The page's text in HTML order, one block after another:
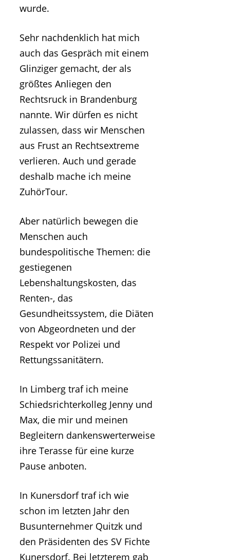
wurde.
Sehr nachdenklich hat mich
auch das Gespräch mit einem
Glinziger gemacht, der als
größtes Anliegen den
Rechtsruck in Brandenburg
nannte. Wir dürfen es nicht
zulassen, dass wir Menschen
aus Frust an Rechtsextreme
verlieren. Auch und gerade
deshalb mache ich meine
ZuhörTour.
Aber natürlich bewegen die
Menschen auch
bundespolitische Themen: die
gestiegenen
Lebenshaltungskosten, das
Renten-, das
Gesundheitssystem, die Diäten
von Abgeordneten und der
Respekt vor Polizei und
Rettungssanitätern.
In Limberg traf ich meine
Schiedsrichterkolleg Jenny und
Max, die mir und meinen
Begleitern dankenswerterweise
ihre Terasse für eine kurze
Pause anboten.
In Kunersdorf traf ich wie
schon im letzten Jahr den
Busunternehmer Quitzk und
den Präsidenten des SV Fichte
Kunersdorf. Bei letzterem gab